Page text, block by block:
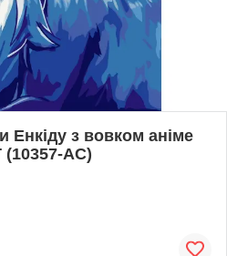
Енкіду з вовком аніме
AC)